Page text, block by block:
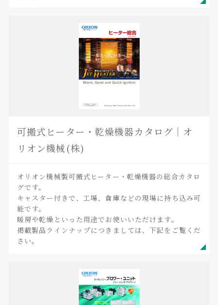
可搬式ヒーター・乾燥機器カタログ｜オ
リオン機械(株)
オリオン機械製可搬式ヒーター・乾燥機器の総合カタロ
グです。
キャスター付きで、工場、倉庫などの現場に持ち込み可
能です。
暖房や乾燥といった用途でお使いいただけます。
掲載製品ラインナップにつきましては、下記をご覧くだ
さい。